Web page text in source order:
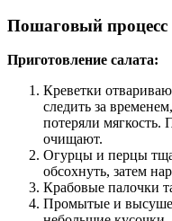
Пошаговый процесс
Приготовление салата:
Креветки
следить за
потеряли мягкость.
очищают.
Огурцы и перцы
обсохнуть, затем
Крабовые палочки
Промытые и